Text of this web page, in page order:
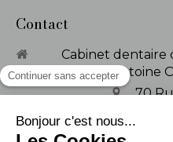
Contact
Cabinet dentaire
Antoine
70